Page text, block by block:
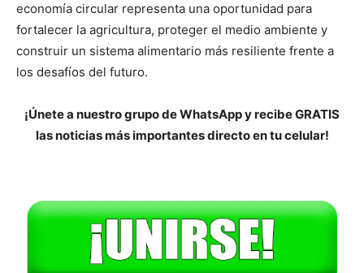
economía circular representa una oportunidad para
fortalecer la agricultura, proteger el medio ambiente y
construir un sistema alimentario más resiliente frente a
los desafíos del futuro.
¡Únete a nuestro grupo de WhatsApp y recibe GRATIS
las noticias más importantes directo en tu celular!